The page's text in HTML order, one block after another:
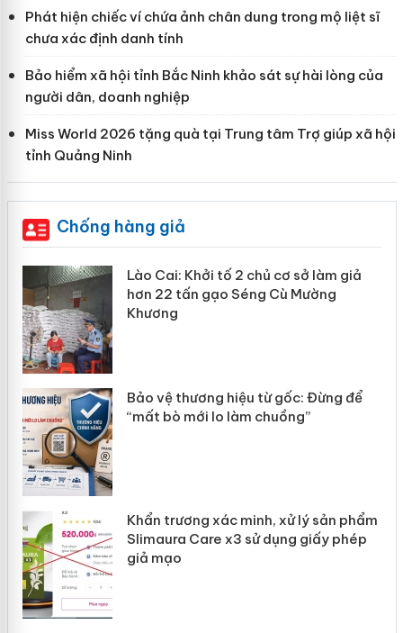
Phát hiện chiếc ví chứa ảnh chân dung trong mộ liệt sĩ
chưa xác định danh tính
Bảo hiểm xã hội tỉnh Bắc Ninh khảo sát sự hài lòng của
người dân, doanh nghiệp
Miss World 2026 tặng quà tại Trung tâm Trợ giúp xã hội
tỉnh Quảng Ninh
Chống hàng giả
Lào Cai: Khởi tố 2 chủ cơ sở làm giả
hơn 22 tấn gạo Séng Cù Mường
Khương
Bảo vệ thương hiệu từ gốc: Đừng để
“mất bò mới lo làm chuồng”
Khẩn trương xác minh, xử lý sản phẩm
Slimaura Care x3 sử dụng giấy phép
giả mạo